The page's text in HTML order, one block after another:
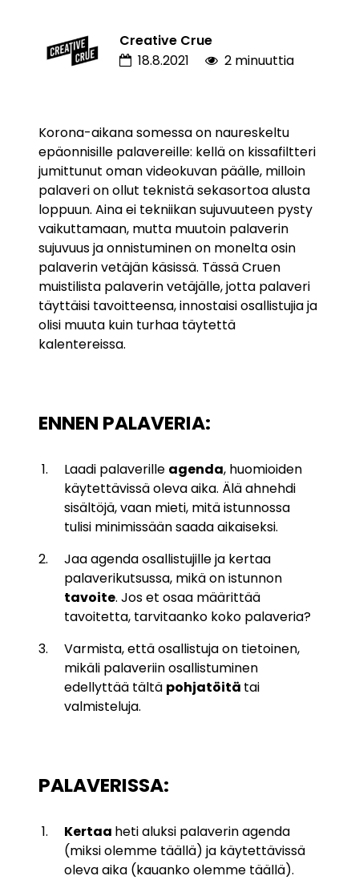
Creative Crue
18.8.2021
2 minuuttia
Korona-aikana somessa on naureskeltu
epäonnisille palavereille: kellä on kissafiltteri
jumittunut oman videokuvan päälle, milloin
palaveri on ollut teknistä sekasortoa alusta
loppuun. Aina ei tekniikan sujuvuuteen pysty
vaikuttamaan, mutta muutoin palaverin
sujuvuus ja onnistuminen on monelta osin
palaverin vetäjän käsissä. Tässä Cruen
muistilista palaverin vetäjälle, jotta palaveri
täyttäisi tavoitteensa, innostaisi osallistujia ja
olisi muuta kuin turhaa täytettä
kalentereissa.
ENNEN PALAVERIA:
Laadi palaverille agenda, huomioiden
käytettävissä oleva aika. Älä ahnehdi
sisältöjä, vaan mieti, mitä istunnossa
tulisi minimissään saada aikaiseksi.
Jaa agenda osallistujille ja kertaa
palaverikutsussa, mikä on istunnon
tavoite. Jos et osaa määrittää
tavoitetta, tarvitaanko koko palaveria?
Varmista, että osallistuja on tietoinen,
mikäli palaveriin osallistuminen
edellyttää tältä pohjatöitä tai
valmisteluja.
PALAVERISSA:
Kertaa heti aluksi palaverin agenda
(miksi olemme täällä) ja käytettävissä
oleva aika (kauanko olemme täällä).